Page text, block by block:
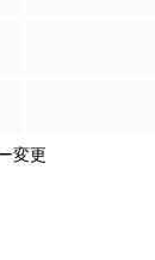
変更